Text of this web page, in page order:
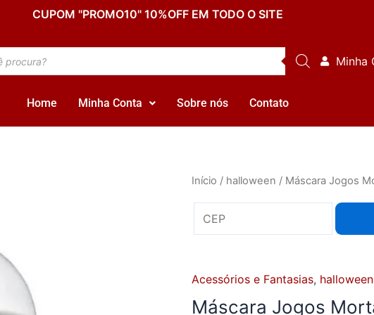
CUPOM "PROMO10" 10%OFF EM TODO O SITE
Minha
Home Minha Conta Sobre nós Contato
Início / halloween / Máscara Jogos
Acessórios e Fantasias, halloween
Máscara Jogos
Máscara
Mortais
-
Terror